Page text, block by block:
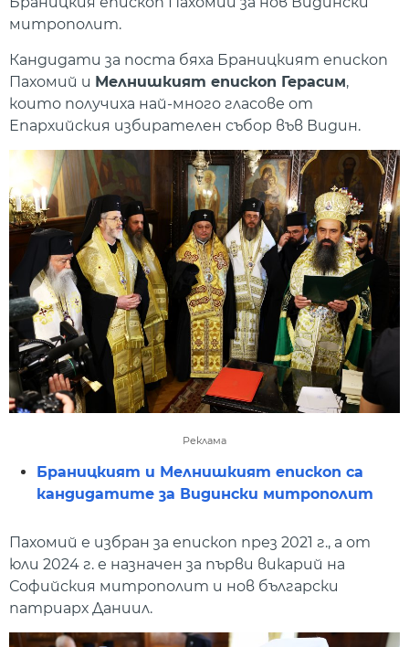
митрополит.
Кандидати за поста бяха Браницкият епископ
Пахомий и Мелнишкият епископ Герасим,
които получиха най-много гласове от
Епархийския избирателен събор във Видин.
Реклама
Браницкият и Мелнишкият епископ са
кандидатите за Видински митрополит
Пахомий е избран за епископ през 2021 г., а от
юли 2024 г. е назначен за първи викарий на
Софийския митрополит и нов български
патриарх Даниил.